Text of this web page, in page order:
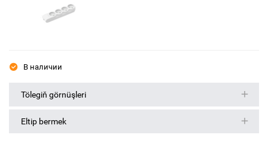
В наличии
Tölegiň görnüşleri
Eltip bermek